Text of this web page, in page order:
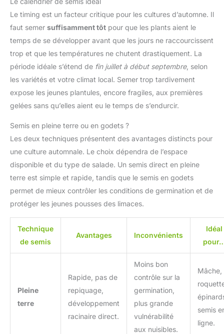
Le timing est un facteur critique pour les cultures d’automne. Il
faut semer suffisamment tôt pour que les plants aient le
temps de se développer avant que les jours ne raccourcissent
trop et que les températures ne chutent drastiquement. La
période idéale s’étend de fin juillet à début septembre, selon
les variétés et votre climat local. Semer trop tardivement
expose les jeunes plantules, encore fragiles, aux premières
gelées sans qu’elles aient eu le temps de s’endurcir.
Semis en pleine terre ou en godets ?
Les deux techniques présentent des avantages distincts pour
une culture automnale. Le choix dépendra de l’espace
disponible et du type de salade. Un semis direct en pleine
terre est simple et rapide, tandis que le semis en godets
permet de mieux contrôler les conditions de germination et de
protéger les jeunes pousses des limaces.
Technique
de semis
Avantages Inconvénients
Idéal
Pleine
terre
Rapide, pas de
repiquage,
développement
racinaire direct.
Moins bon
contrôle sur la
germination,
plus grande
vulnérabilité
aux nuisibles.
Mâche,
semis
ligne.